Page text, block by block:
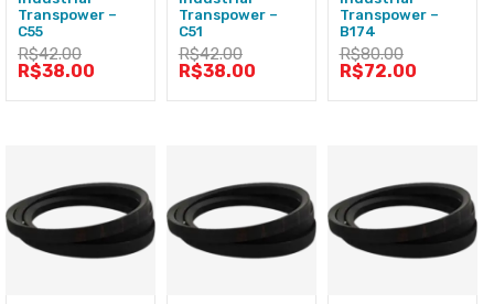
Transpower –
C55
R$42.00
R$38.00
Transpower –
C51
R$42.00
R$38.00
Transpower –
B174
R$80.00
R$72.00